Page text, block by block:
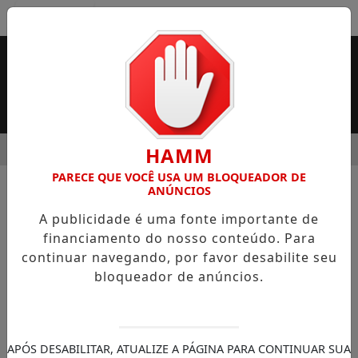
DO SUPERMERCADO ROSSI SERÁ BREVEMENTE
EM ALTA
Conteúdo não encontrado!
HAMM
PARECE QUE VOCÊ USA UM BLOQUEADOR DE
ANÚNCIOS
A publicidade é uma fonte importante de
financiamento do nosso conteúdo. Para
continuar navegando, por favor desabilite seu
bloqueador de anúncios.
APÓS DESABILITAR, ATUALIZE A PÁGINA PARA CONTINUAR SUA